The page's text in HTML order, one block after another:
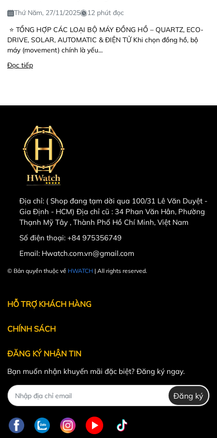
Thứ Năm, 27/11/2025
12 phút đọc
⭐ TỔNG HỢP CÁC LOẠI BỘ MÁY ĐỒNG HỒ – QUARTZ, ECO-
DRIVE, SOLAR, AUTOMATIC & ĐIỆN TỬ Khi chọn đồng hồ, bộ
máy (movement) chính là yếu...
Đọc tiếp
Địa chỉ: ( Shop đang tạm dời qua 100/31 Lê Văn Duyệt -
Gia Định - HCM) Địa chỉ cũ : 34 Phan Văn Hân, Phường
Thạnh Mỹ Tây , Thành Phố Hồ Chí Minh, Việt Nam
Số điện thoại: +84 975356749
Email: Hwatch.com.vn@gmail.com
© Bản quyền thuộc về HWATCH | All rights reserved.
HỖ TRỢ KHÁCH HÀNG
CHÍNH SÁCH
ĐĂNG KÝ NHẬN TIN
Bạn muốn nhận khuyến mãi đặc biệt? Đăng ký ngay.
Đăng ký